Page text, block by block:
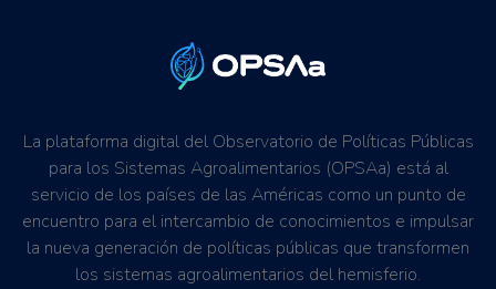
La plataforma digital del Observatorio de Políticas Públicas
para los Sistemas Agroalimentarios (OPSAa) está al
servicio de los países de las Américas como un punto de
encuentro para el intercambio de conocimientos e impulsar
la nueva generación de políticas públicas que transformen
los sistemas agroalimentarios del hemisferio.